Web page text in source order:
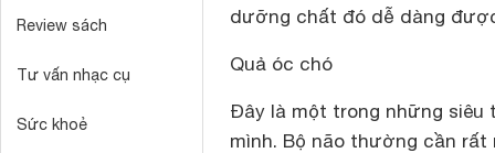
Review sách
Tư vấn nhạc cụ
Sức khoẻ
dưỡng chất đó dễ dàng
Quả óc chó
Đây là một trong những siêu
mình. Bộ não thường cần